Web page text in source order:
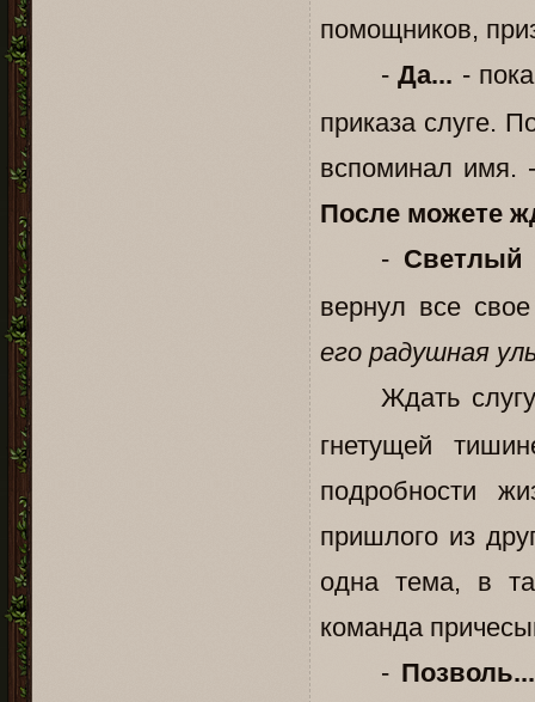
помощников,
-Да... -
приказа слуге.
вспоминал имя.
После можете
- Светлый
вернул все
его радушная
Ждать
гнетущей
подробности
пришлого из
одна тема, в
команда
-